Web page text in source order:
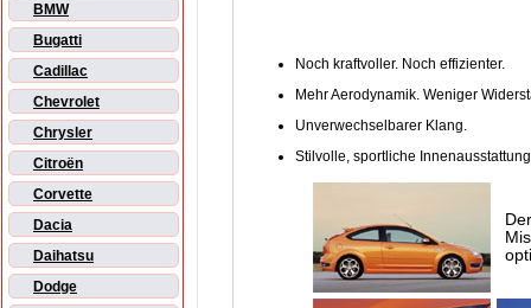
BMW
Bugatti
Cadillac
Chevrolet
Chrysler
Citroën
Corvette
Dacia
Daihatsu
Dodge
Noch kraftvoller. Noch effizienter.
Mehr Aerodynamik. Weniger
Unverwechselbarer Klang.
Stilvolle, sportliche